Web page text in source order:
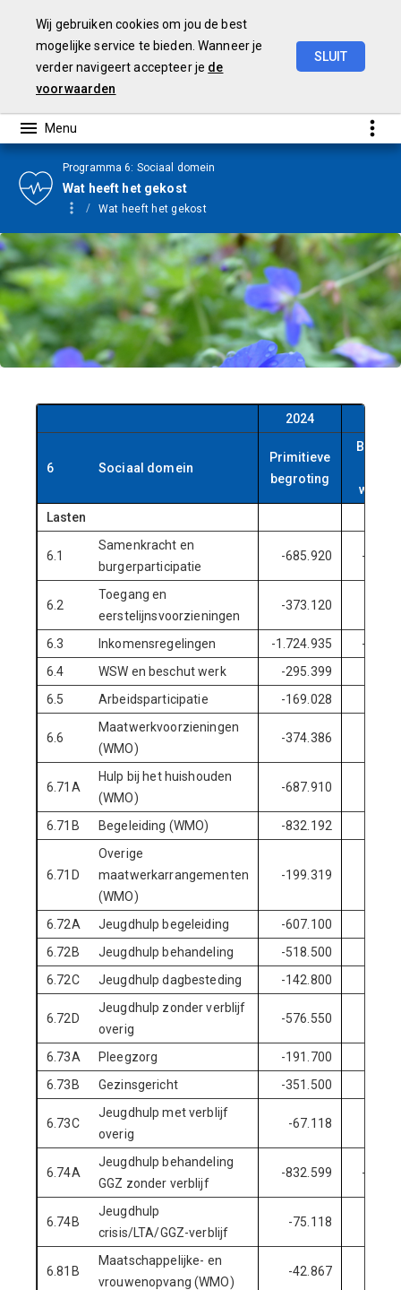
Wij gebruiken cookies om jou de best
mogelijke service te bieden. Wanneer je
verder navigeert accepteer je de
voorwaarden
SLUIT
Programma 6: Sociaal domein
Wat heeft het gekost
Wat heeft het gekost
2024
6 Sociaal domein
Primitieve
begroting
Lasten
6.1
Samenkracht en
burgerparticipatie
-685.920 -
6.2
Toegang en
eerstelijnsvoorzieningen
-373.120
6.3 Inkomensregelingen -1.724.935
-
6.4
WSW en beschut werk -295.399
6.5
Arbeidsparticipatie -169.028
6.6
Maatwerkvoorzieningen
(WMO)
-374.386
6.71A
Hulp bij het huishouden
(WMO)
-687.910
6.71B Begeleiding (WMO) -832.192
6.71D
Overige
maatwerkarrangementen
(WMO)
-199.319
6.72A Jeugdhulp begeleiding -607.100
6.72B
Jeugdhulp behandeling -518.500
6.72C
Jeugdhulp dagbesteding -142.800
6.72D
Jeugdhulp zonder verblijf
overig
-576.550
6.73A Pleegzorg -191.700
6.73B
Gezinsgericht -351.500
6.73C
Jeugdhulp met verblijf
overig
-67.118
6.74A
Jeugdhulp behandeling
GGZ zonder verblijf
-832.599 -
6.74B
Jeugdhulp
crisis/LTA/GGZ-verblijf
-75.118
6.81B
Maatschappelijke- en
vrouwenopvang (WMO)
-42.867